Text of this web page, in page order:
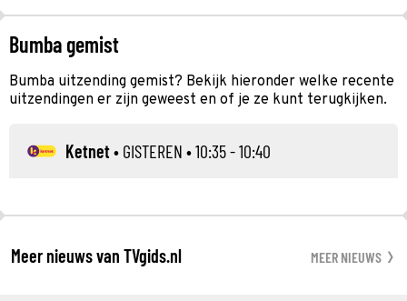
Bumba gemist
Bumba uitzending gemist? Bekijk hieronder welke recente
uitzendingen er zijn geweest en of je ze kunt terugkijken.
Ketnet• GISTEREN • 10:35 - 10:40
Meer nieuws van TVgids.nl MEER NIEUWS